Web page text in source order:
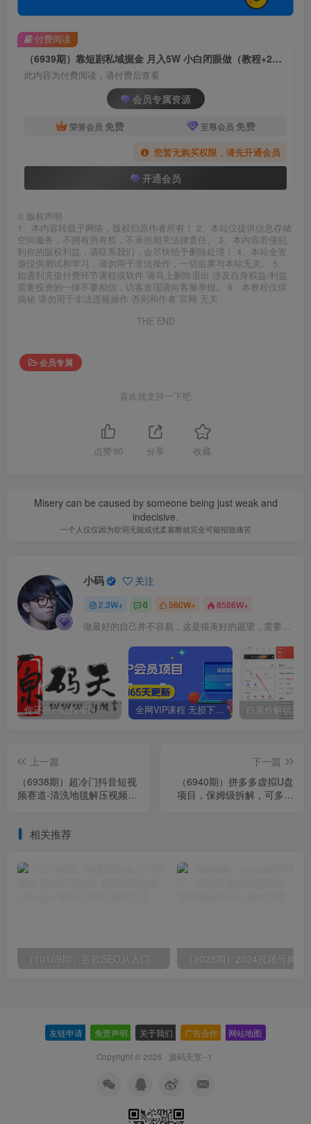
（6939期）靠短剧私域掘金 月入5W 小白闭眼做（教程+2T资料）
此内容为付费阅读，请付费后查看
会员专属资源
荣誉会员 免费 至尊会员 免费
您暂无购买权限，请先开通会员
开通会员
付费阅读
© 版权声明
1、本内容转载于网络，版权归原作者所有！ 2、本站仅提供信息存储
空间服务，不拥有所有权，不承担相关法律责任。 3、本内容若侵犯
到你的版权利益，请联系我们，会尽快给予删除处理！ 4、本站全资
源仅供测试和学习，请勿用于非法操作，一切后果与本站无关。 5、
如遇到充值付费环节课程或软件 请马上删除退出 涉及自身权益/利益
需要投资的一律不要相信，访客发现请向客服举报。 6、本教程仅供
揭秘 请勿用于非法违规操作 否则和作者 官网 无关
THE END
会员专属
喜欢就支持一下吧
点赞 90 分享 收藏
Misery can be caused by someone being just weak and
indecisive.
一个人仅仅因为软弱无能或优柔寡断就完全可能招致痛苦
小码 关注
2.3W+ 0 560W+ 8586W+
做最好的自己并不容易，这是很美好的愿望，需要耐心、坚持和毅力
你还在到处找项目？还在当韭菜？我靠卖项目一个月收入5万+，曾经我也是个失败者。 全网VIP课程 无损下载~
上一篇
（6938期）超冷门抖音短视
频赛道-清洗地毯解压视频-
下一篇
（6940期）拼多多虚拟U盘
项目，保姆级拆解，可多店
相关推荐
友链申请 免责声明 关于我们 广告合作 网站地图
Copyright © 2025 · 源码天堂--1